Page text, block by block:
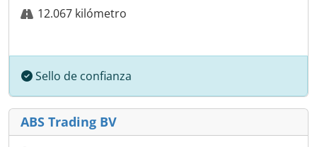
12.067 kilómetro
Sello de confianza
ABS Trading BV